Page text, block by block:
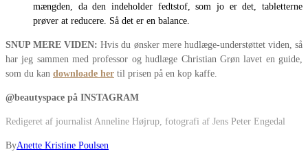
mængden, da den indeholder fedtstof, som jo er det, tabletterne
prøver at reducere. Så det er en balance.
SNUP MERE VIDEN: Hvis du ønsker mere hudlæge-understøttet viden, så
har jeg sammen med professor og hudlæge Christian Grøn lavet en guide,
som du kan downloade her til prisen på en kop kaffe.
@beautyspace på INSTAGRAM
Redigeret af journalist Anneline Højrup, fotografi af Jens Peter Engedal
ByAnette Kristine Poulsen